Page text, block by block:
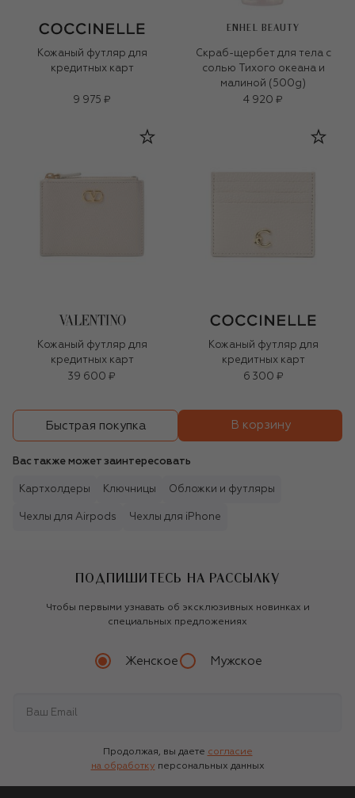
Кожаный футляр для
кредитных карт
9 975 ₽
ENHEL BEAUTY
Скраб-щербет для тела с
солью Тихого океана и
малиной (500g)
4 920 ₽
Кожаный футляр для
кредитных карт
39 600 ₽
Кожаный футляр для
кредитных карт
6 300 ₽
Быстрая покупка В корзину
Вас также может заинтересовать
Картхолдеры Ключницы Обложки и футляры
Чехлы для Airpods Чехлы для iPhone
ПОДПИШИТЕСЬ НА РАССЫЛКУ
Чтобы первыми узнавать об эксклюзивных новинках и
специальных предложениях
Женское Мужское
Продолжая, вы даете согласие
на обработку персональных данных